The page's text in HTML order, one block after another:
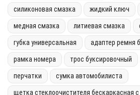
силиконовая смазка жидкий ключ
медная смазка литиевая смазка
губка универсальная адаптер ремня
рамка номера трос буксировочный
перчатки сумка автомобилиста
щетка стеклоочистителя бескаркасная